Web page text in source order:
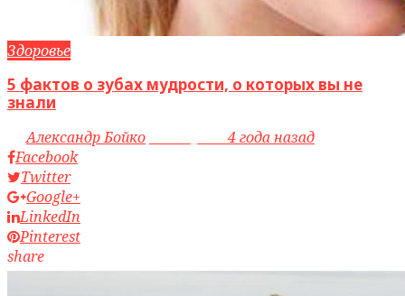
Здоровье
5 фактов о зубах мудрости, о которых вы не
знали
byАлександр Бойко
4 года назад
Facebook
Twitter
Google+
LinkedIn
Pinterest
share